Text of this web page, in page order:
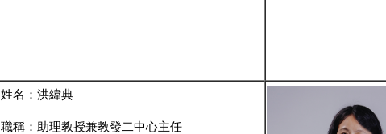
姓名：洪緯典
職稱：助理教授兼教發二中心主任